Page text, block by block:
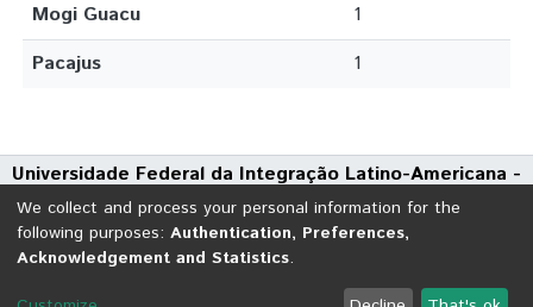
Mogi Guacu
1
Pacajus
1
Universidade Federal da Integração Latino-Americana -
UNILA
Avenida Tarquínio Joslin dos Santos, 1000 - Polo Universitário
CEP: 85870-650 | Foz do Iguaçu - Paraná
DSpace software
copyright © 2002-2026 LYRASIS
We collect and process your personal information for the
following purposes: Authentication, Preferences,
Acknowledgement and Statistics.